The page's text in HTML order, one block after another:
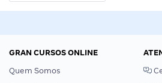
GRAN CURSOS ONLINE
Quem Somos